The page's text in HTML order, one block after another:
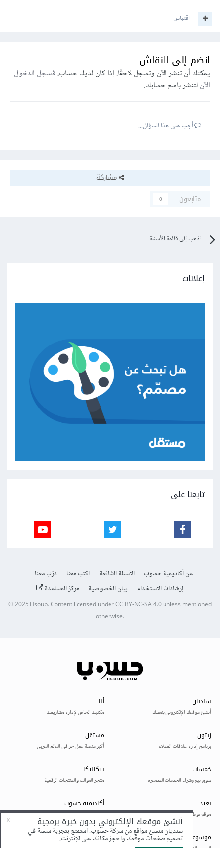
اقتباس
انضم إلى النقاش
يمكنك أن تنشر الآن وتسجل لاحقًا. إذا كان لديك حساب،فسجل الدخول
الآنلتنشر باسم حسابك.
أجب على هذا السؤال...
مشاركة
متابعون
0
اذهب إلى قائمة الأسئلة
إعلانات
تابعنا على
عن أكاديمية حسوب الأسئلة الشائعة اكتب معنا
درّب معنا
إرشادات الاستخدام
بيان الخصوصية مركز المساعدة
© 2025Hsoub.Content licensed underCC BY-NC-SA 4.0unless mentioned
otherwise.